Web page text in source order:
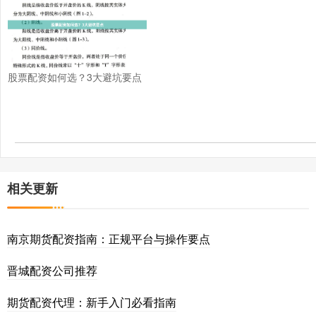
股票配资如何选？3大避坑要点
相关更新
南京期货配资指南：正规平台与操作要点
晋城配资公司推荐
期货配资代理：新手入门必看指南